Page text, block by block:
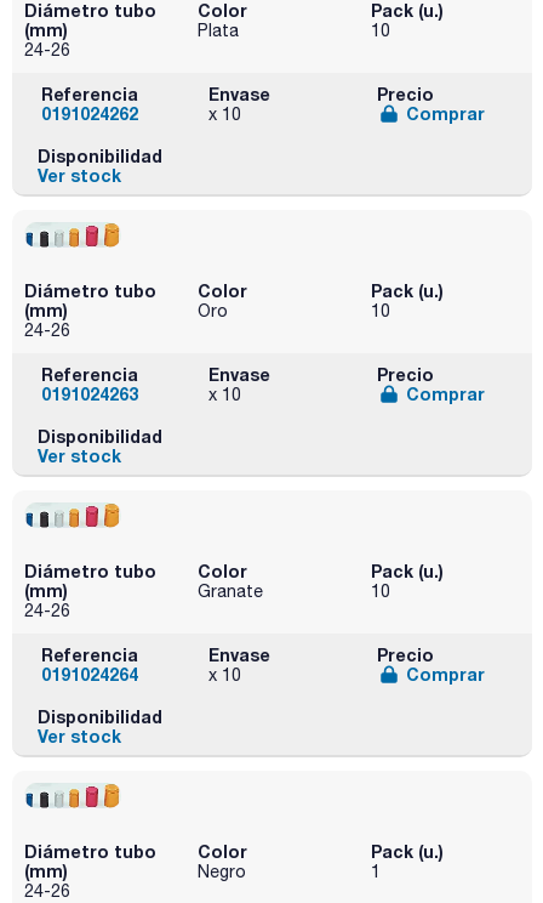
Diámetro tubo
(mm)
24-26
Color
Plata
Pack (u.)
10
Referencia
0191024262
Envase
x 10
Precio
Comprar
Disponibilidad
Ver stock
Diámetro tubo
(mm)
24-26
Color
Oro
Pack (u.)
10
Referencia
0191024263
Envase
x 10
Precio
Comprar
Disponibilidad
Ver stock
Diámetro tubo
(mm)
24-26
Color
Granate
Pack (u.)
10
Referencia
0191024264
Envase
x 10
Precio
Comprar
Disponibilidad
Ver stock
Diámetro tubo
(mm)
24-26
Color
Negro
Pack (u.)
1